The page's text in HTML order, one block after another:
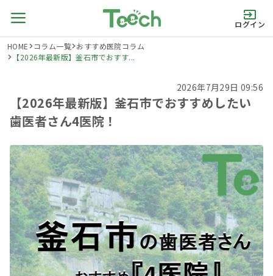
ログイン
HOME コラム一覧 おすすめ医院コラム
【2026年最新版】釜石市でおすす...
2026年7月29日 09:56
【2026年最新版】釜石市でおすすめしたい
歯医者さん4医院！